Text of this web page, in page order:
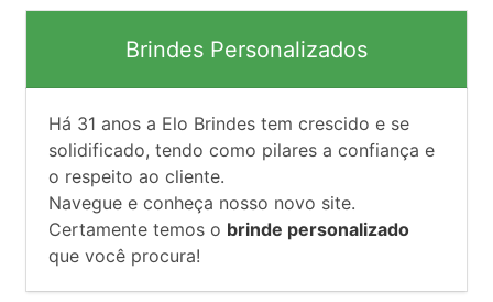
Brindes Personalizados
Há 31 anos a Elo Brindes tem crescido e se
solidificado, tendo como pilares a confiança e
o respeito ao cliente.
Navegue e conheça nosso novo site.
Certamente temos o brinde personalizado
que você procura!